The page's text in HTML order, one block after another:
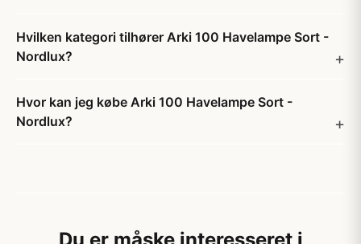
Hvilken kategori tilhører Arki 100 Havelampe Sort -
Nordlux?
Hvor kan jeg købe Arki 100 Havelampe Sort -
Nordlux?